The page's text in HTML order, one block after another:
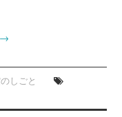
→
しごと